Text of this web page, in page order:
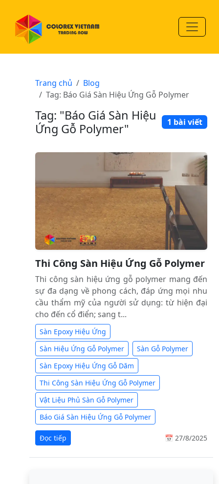
Trang chủ
Blog
Tag: Báo Giá Sàn Hiệu Ứng Gỗ Polymer
Tag: "Báo Giá Sàn Hiệu
Ứng Gỗ Polymer"
1 bài viết
Thi Công Sàn Hiệu Ứng Gỗ Polymer
Thi công sàn hiệu ứng gỗ polymer mang đến
sự đa dạng về phong cách, đáp ứng mọi nhu
cầu thẩm mỹ của người sử dụng: từ hiện đại
cho đến cổ điển; sang t...
Sàn Epoxy Hiệu Ứng
Sàn Hiệu Ứng Gỗ Polymer
Sàn Gỗ Polymer
Sàn Epoxy Hiệu Ứng Gỗ Dăm
Thi Công Sàn Hiệu Ứng Gỗ Polymer
Vật Liệu Phủ Sàn Gỗ Polymer
Báo Giá Sàn Hiệu Ứng Gỗ Polymer
Đọc tiếp 📅 27/8/2025